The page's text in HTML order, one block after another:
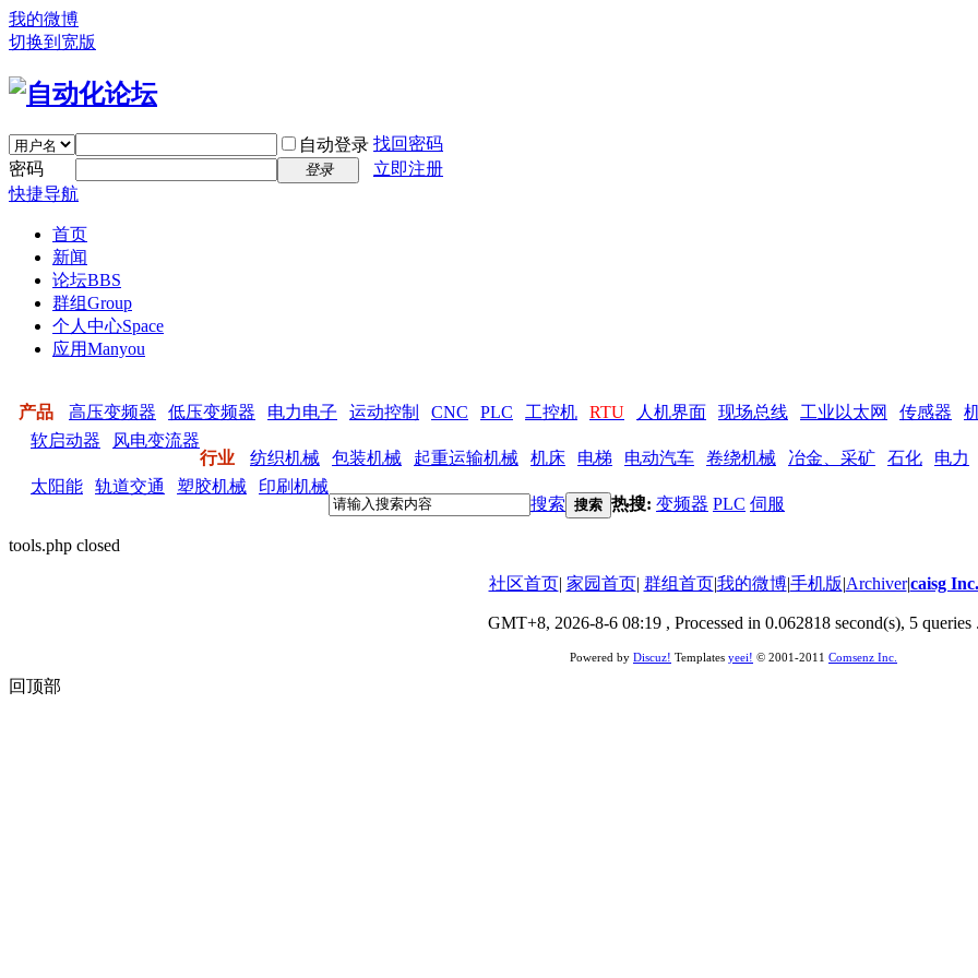
我的微博
切换到宽版
自动登录 找回密码
密码
登录
立即注册
快捷导航
首页
新闻
论坛BBS
群组Group
个人中心Space
应用Manyou
产品 高压变频器 低压变频器 电力电子 运动控制 CNC PLC 工控机 RTU 人机界面 现场总线 工业以太网 传感器
软启动器
风电变流器
行业
纺织机械 包装机械 起重运输机械 机床 电梯 电动汽车 卷绕机械 冶金、采矿 石化 电力
太阳能
轨道交通 塑胶机械
印刷机械
搜索 搜索 热搜: 变频器 PLC 伺服
tools.php closed
社区首页| 家园首页| 群组首页|我的微博|手机版|Archiver|caisg Inc.
GMT+8, 2026-8-6 08:19, Processed in 0.062818 second(s), 5 queries .
Powered by Discuz! Templates yeei! © 2001-2011 Comsenz Inc.
回顶部